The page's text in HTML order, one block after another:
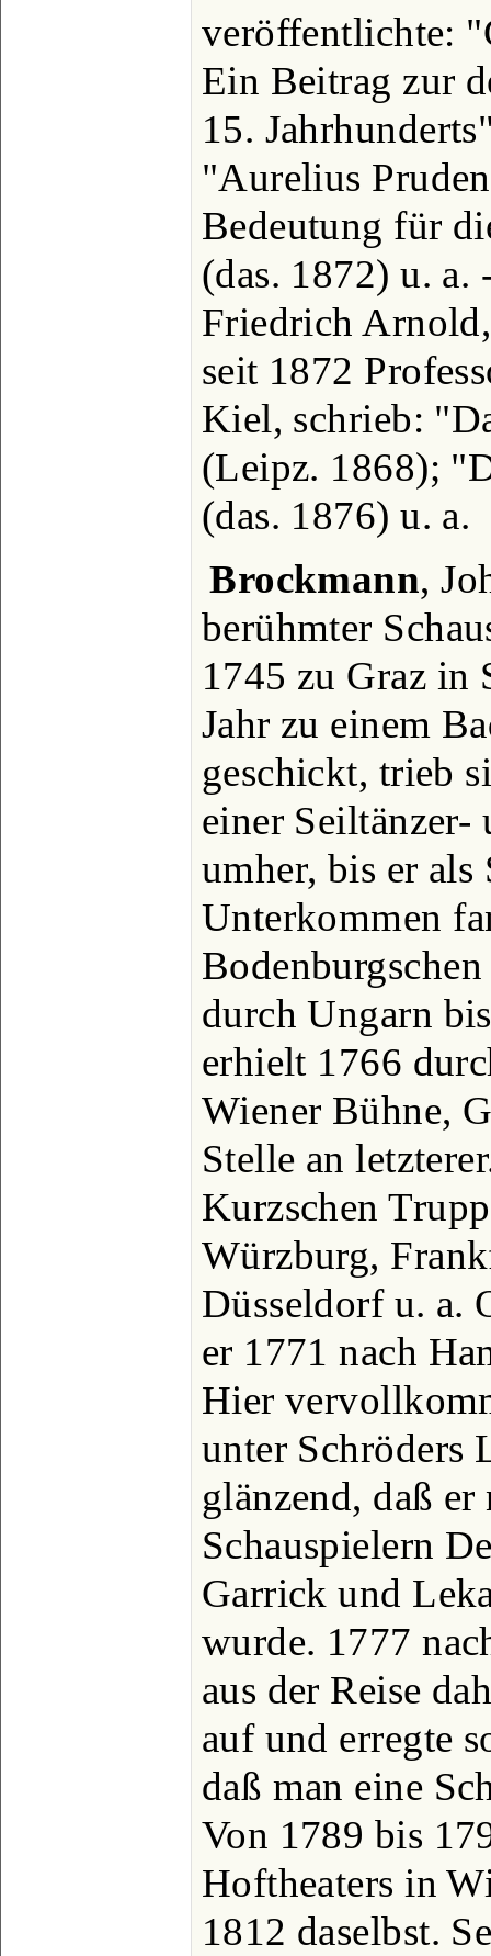
veröffentlichte:
Ein Beitrag zur
15.
"Aurelius
Bedeutung für
(das. 1872) u. a.
Friedrich
seit 1872
Kiel, schrieb:
(Leipz. 1868);
(das. 1876) u. a.
Brockmann,
berühmter
1745 zu Graz in
Jahr zu einem
geschickt, trieb
einer Seiltänzer-
umher, bis er
Unterkommen
durch Ungarn
erhielt 1766
Wiener Bühne,
Stelle an
Kurzschen
Würzburg,
Düsseldorf u. a.
er 1771 nach
Hier
unter Schröders
glänzend, daß er
Schauspielern
Garrick und
wurde. 1777
aus der Reise
auf und erregte
daß man eine
Von 1789 bis
Hoftheaters in
1812 daselbst.